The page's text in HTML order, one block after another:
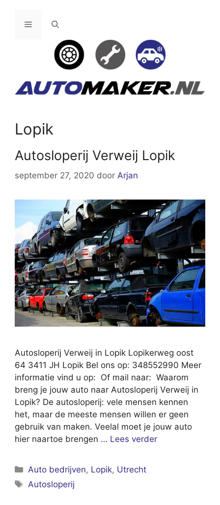
Menu
Lopik
Autosloperij Verweij Lopik
september 27, 2020 door Arjan
Autosloperij Verweij in Lopik Lopikerweg oost
64 3411 JH Lopik Bel ons op: 348552990 Meer
informatie vind u op: Of mail naar: Waarom
breng je jouw auto naar Autosloperij Verweij in
Lopik? De autosloperij: vele mensen kennen
het, maar de meeste mensen willen er geen
gebruik van maken. Veelal moet je jouw auto
hier naartoe brengen … Lees verder
Categorieën
Auto bedrijven, Lopik, Utrecht
Tags
Autosloperij